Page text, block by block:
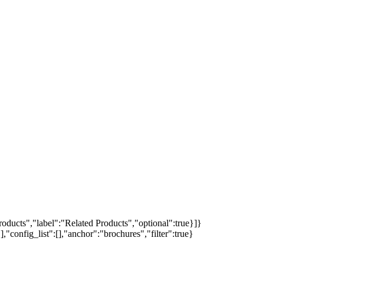
Products","optional":true}]}